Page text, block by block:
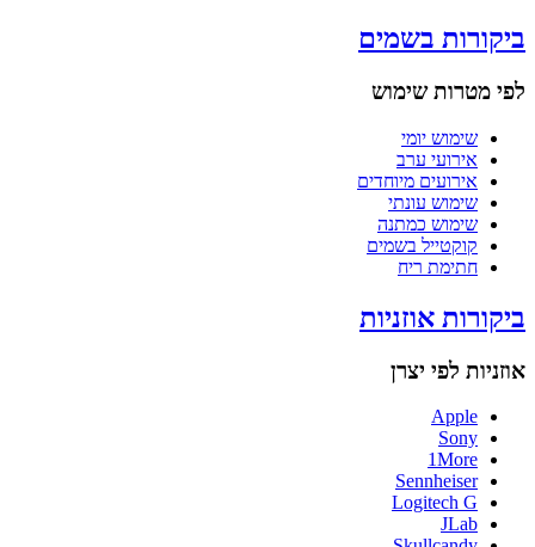
ביקורות בשמים
לפי מטרות שימוש
שימוש יומי
אירועי ערב
אירועים מיוחדים
שימוש עונתי
שימוש כמתנה
קוקטייל בשמים
חתימת ריח
ביקורות אוזניות
אוזניות לפי יצרן
Apple
Sony
1More
Sennheiser
Logitech G
JLab